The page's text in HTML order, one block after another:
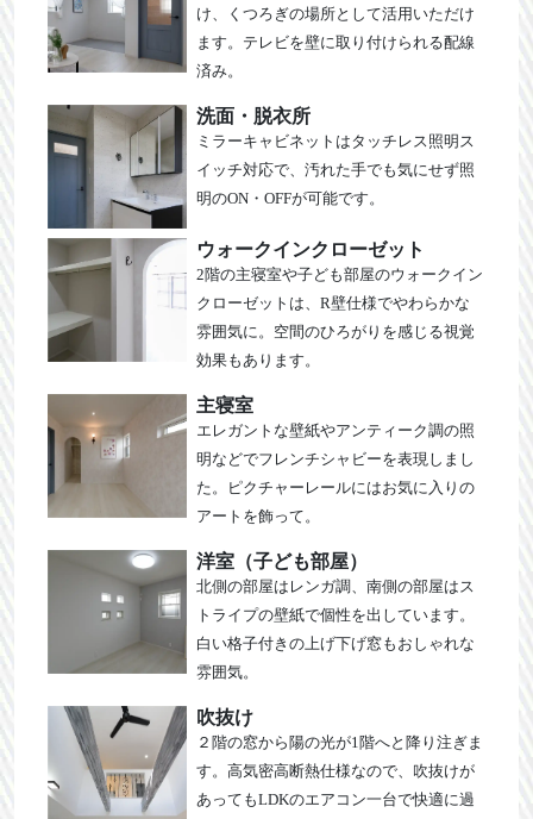
け、くつろぎの場所として活用いただけ
ます。テレビを壁に取り付けられる配線
済み。
洗面・脱衣所
ミラーキャビネットはタッチレス照明ス
イッチ対応で、汚れた手でも気にせず照
明のON・OFFが可能です。
ウォークインクローゼット
2階の主寝室や子ども部屋のウォークイン
クローゼットは、R壁仕様でやわらかな
雰囲気に。空間のひろがりを感じる視覚
効果もあります。
主寝室
エレガントな壁紙やアンティーク調の照
明などでフレンチシャビーを表現しまし
た。ピクチャーレールにはお気に入りの
アートを飾って。
洋室（子ども部屋）
北側の部屋はレンガ調、南側の部屋はス
トライプの壁紙で個性を出しています。
白い格子付きの上げ下げ窓もおしゃれな
雰囲気。
吹抜け
２階の窓から陽の光が1階へと降り注ぎま
す。高気密高断熱仕様なので、吹抜けが
あってもLDKのエアコン一台で快適に過